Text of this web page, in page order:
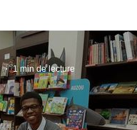
1 min de lecture